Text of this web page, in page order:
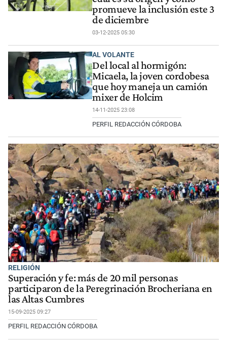
promueve la inclusión este 3
de diciembre
03-12-2025 05:30
AL VOLANTE
Del local al hormigón:
Micaela, la joven cordobesa
que hoy maneja un camión
mixer de Holcim
14-11-2025 23:08
PERFIL REDACCIÓN CÓRDOBA
RELIGIÓN
Superación y fe: más de 20 mil personas
participaron de la Peregrinación Brocheriana en
las Altas Cumbres
15-09-2025 09:27
PERFIL REDACCIÓN CÓRDOBA